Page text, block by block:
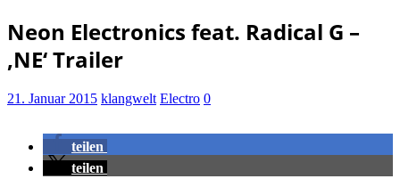
Neon Electronics feat. Radical G –
‚NE‘ Trailer
21. Januar 2015 klangwelt Electro 0
teilen
teilen